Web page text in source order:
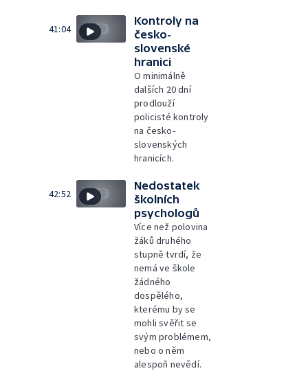
41:04
Kontroly na
česko-
slovenské
hranici
O minimálně
dalších 20 dní
prodlouží
policisté kontroly
na česko-
slovenských
hranicích.
42:52
Nedostatek
školních
psychologů
Více než polovina
žáků druhého
stupně tvrdí, že
nemá ve škole
žádného
dospělého,
kterému by se
mohli svěřit se
svým problémem,
nebo o něm
alespoň nevědí.